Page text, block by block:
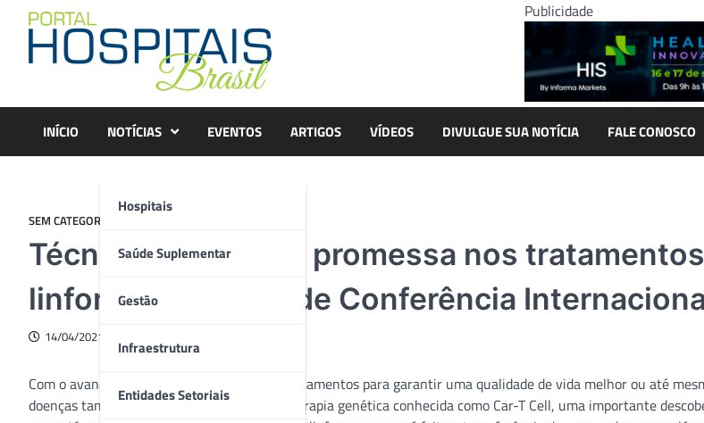
content
Publicidade
INÍCIO NOTÍCIAS
Hospitais
Saúde Suplementar
Gestão
Infraestrutura
Entidades Setoriais
EVENTOS ARTIGOS VÍDEOS DIVULGUE SUA NOTÍCIA FALE CONOSCO
SEM CATEGORIA
Técnica que é nova promessa nos
linfoma será tema de Conferência
14/04/2021
Com o avanço da medicina, as chances de tratamentos para garantir uma qualidade de vida melhor ou até
doenças também aumentam. É a aposta da terapia genética conhecida como Car-T Cell, uma importante